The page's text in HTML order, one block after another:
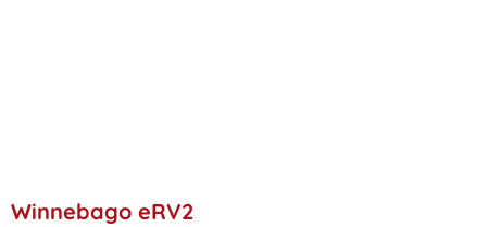
Winnebago eRV2